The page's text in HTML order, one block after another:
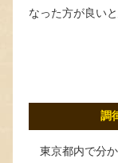
なった方が良いと
調
東京都内で分